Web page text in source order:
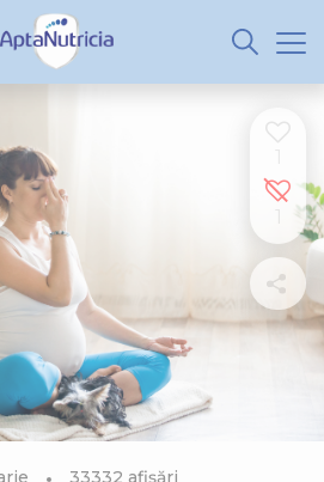
33332 afișări
1